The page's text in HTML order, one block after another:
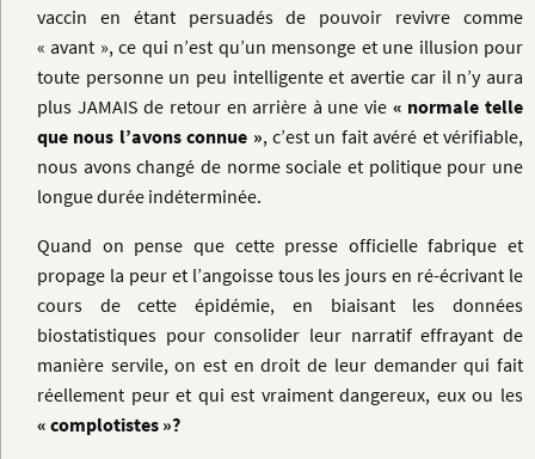
vaccin en étant persuadés de pouvoir revivre comme
« avant », ce qui n’est qu’un mensonge et une illusion pour
toute personne un peu intelligente et avertie car il n’y aura
plus JAMAIS de retour en arrière à une vie « normale telle
que nous l’avons connue », c’est un fait avéré et vérifiable,
nous avons changé de norme sociale et politique pour une
longue durée indéterminée.
Quand on pense que cette presse officielle fabrique et
propage la peur et l’angoisse tous les jours en ré-écrivant le
cours de cette épidémie, en biaisant les données
biostatistiques pour consolider leur narratif effrayant de
manière servile, on est en droit de leur demander qui fait
réellement peur et qui est vraiment dangereux, eux ou les
« complotistes »?